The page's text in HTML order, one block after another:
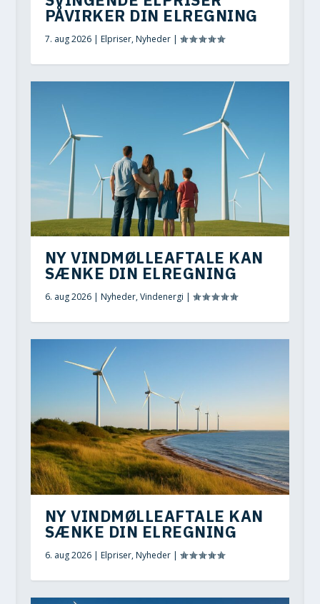
PÅVIRKER DIN ELREGNING
7. aug 2026| Elpriser,Nyheder|
NY VINDMØLLEAFTALE KAN
SÆNKE DIN ELREGNING
6. aug 2026| Nyheder,Vindenergi |
NY VINDMØLLEAFTALE KAN
SÆNKE DIN ELREGNING
6. aug 2026| Elpriser,Nyheder|